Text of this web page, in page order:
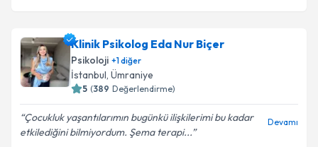
Klinik Psikolog Eda Nur Biçer
Psikoloji +1diğer
İstanbul, Ümraniye
5 (389 Değerlendirme)
Çocukluk yaşantılarımın bugünkü ilişkilerimi bu kadar
etkilediğini bilmiyordum. Şema terapi...
Devamı